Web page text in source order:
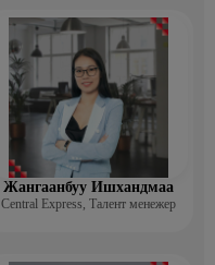
Жангаанбуу Ишхандмаа
Central Express, Талент менежер